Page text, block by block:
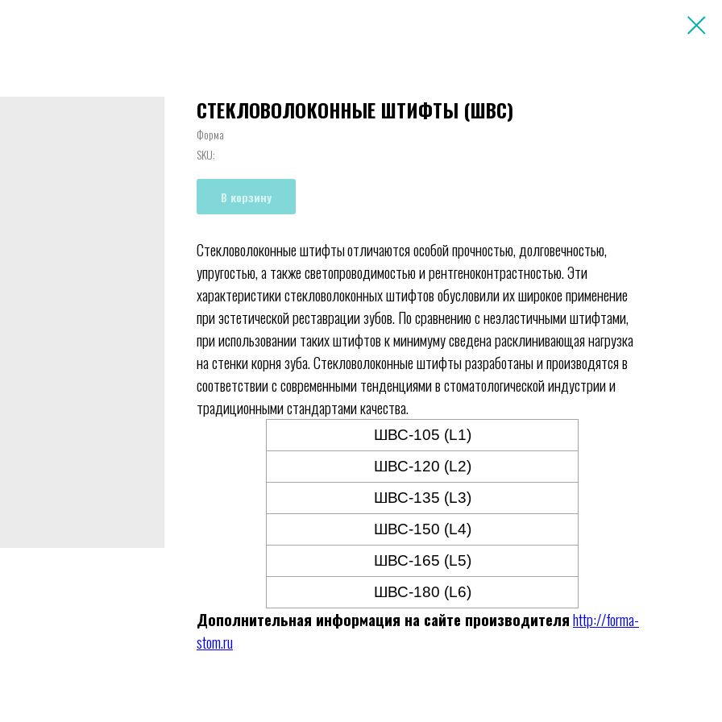
СТЕКЛОВОЛОКОННЫЕ ШТИФТЫ (ШВС)
Форма
SKU:
В корзину
Стекловолоконные штифтыотличаются особой прочностью, долговечностью,
упругостью, а также светопроводимостью и рентгеноконтрастностью. Эти
характеристики стекловолоконных штифтов обусловили их широкое применение
при эстетической реставрации зубов. По сравнению с неэластичными штифтами,
при использовании таких штифтов к минимуму сведена расклинивающая нагрузка
на стенки корня зуба. Стекловолоконные штифты разработаны и производятся в
соответствии с современными тенденциями в стоматологической индустрии и
традиционными стандартами качества.
ШВС-105 (L1)
ШВС-120 (L2)
ШВС-135 (L3)
ШВС-150 (L4)
ШВС-165 (L5)
ШВС-180 (L6)
Дополнительная информация на сайте производителяhttp://forma-
stom.ru